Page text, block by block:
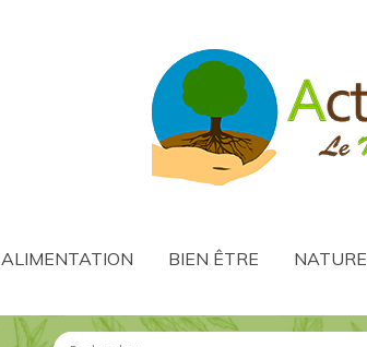
ALIMENTATION BIEN ÊTRE NATURE